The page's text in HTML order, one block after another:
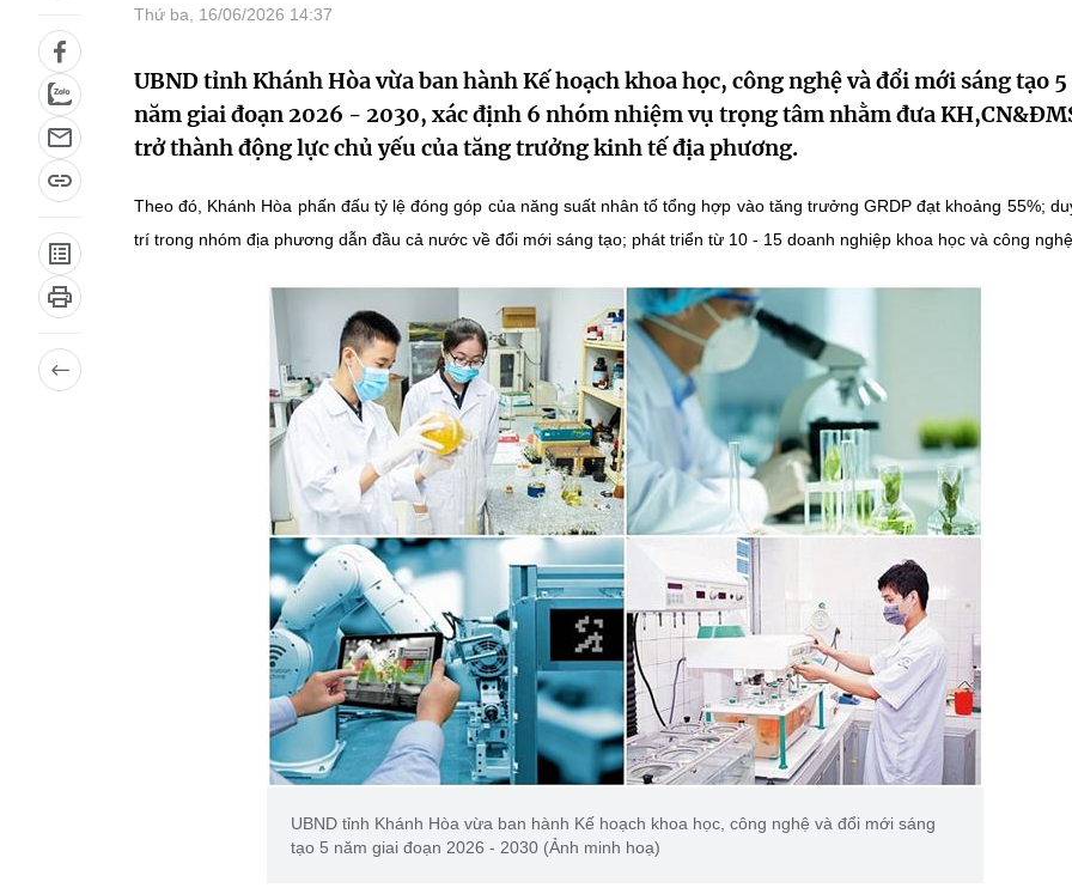
Thứ ba, 16/06/2026 14:37
UBND tỉnh Khánh Hòa vừa ban hành Kế hoạch khoa học, công nghệ và đổi mới sáng tạo 5
năm giai đoạn 2026 - 2030, xác định 6 nhóm nhiệm vụ trọng tâm nhằm đưa
trở thành động lực chủ yếu của tăng trưởng kinh tế địa phương.
Theo đó, Khánh Hòa phấn đấu tỷ lệ đóng góp của năng suất nhân tố tổng hợp vào tăng trưởng GRDP đạt khoảng 55%;
trí trong nhóm địa phương dẫn đầu cả nước về đổi mới sáng tạo; phát triển từ 10 - 15 doanh nghiệp khoa học và công nghệ.
UBND tỉnh Khánh Hòa vừa ban hành Kế hoạch khoa học, công nghệ và đổi mới sáng
tạo 5 năm giai đoạn 2026 - 2030 (Ảnh minh hoạ)